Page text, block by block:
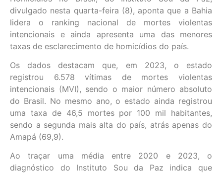
divulgado nesta quarta-feira (8), aponta que a Bahia
lidera o ranking nacional de mortes violentas
intencionais e ainda apresenta uma das menores
taxas de esclarecimento de homicídios do país.
Os dados destacam que, em 2023, o estado
registrou 6.578 vítimas de mortes violentas
intencionais (MVI), sendo o maior número absoluto
do Brasil. No mesmo ano, o estado ainda registrou
uma taxa de 46,5 mortes por 100 mil habitantes,
sendo a segunda mais alta do país, atrás apenas do
Amapá (69,9).
Ao traçar uma média entre 2020 e 2023, o
diagnóstico do Instituto Sou da Paz indica que